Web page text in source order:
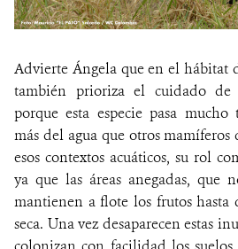
Advierte Ángela que en el hábitat
también prioriza el cuidado de
porque esta especie pasa
más del agua que otros mamíferos
esos contextos acuáticos, su rol
ya que las áreas anegadas, que
mantienen a flote los frutos hasta
seca. Una vez desaparecen estas